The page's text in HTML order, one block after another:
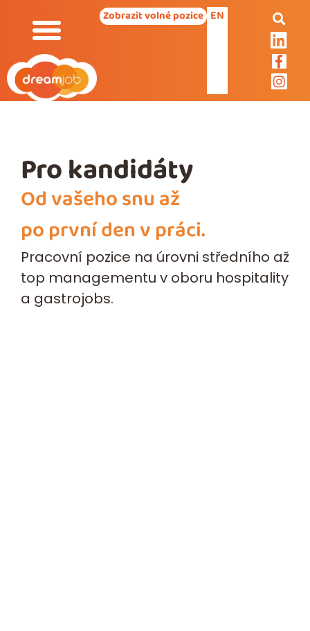
Zobrazit volné pozice EN
Pro kandidáty
Od vašeho snu až
po první den v práci.
Pracovní pozice na úrovni středního až
top managementu v oboru hospitality
a gastrojobs.